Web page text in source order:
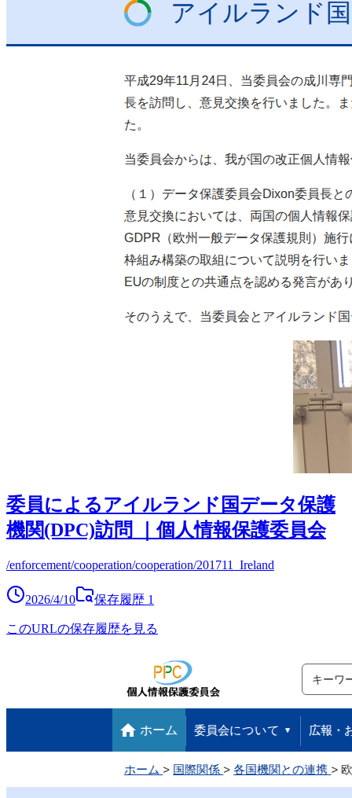
委員によるアイルランド国データ保護
機関(DPC)訪問 ｜個人情報保護委員会
/enforcement/cooperation/cooperation/201711_Ireland
2026/4/10 保存履歴 1
このURLの保存履歴を見る